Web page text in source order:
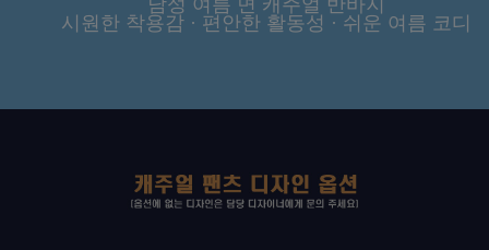
남성 여름 면 캐주얼 반바지
시원한 착용감 · 편안한 활동성 · 쉬운 여름 코디